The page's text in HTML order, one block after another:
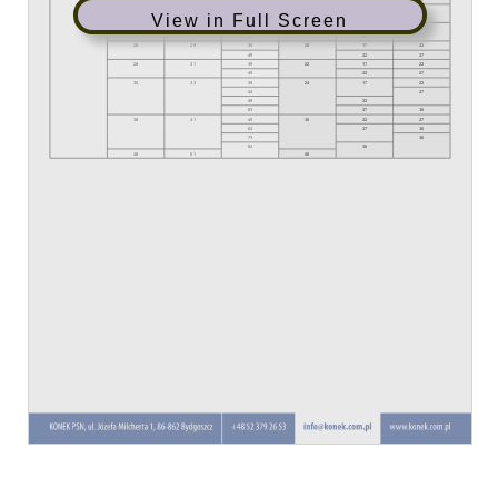
View in Full Screen